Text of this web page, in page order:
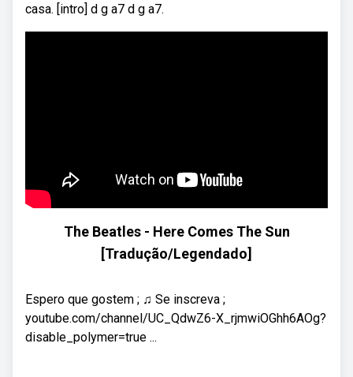
casa. [intro] d g a7 d g a7.
The Beatles - Here Comes The Sun
[Tradução/Legendado]
Espero que gostem ; ♫ Se inscreva ;
youtube.com/channel/UC_QdwZ6-X_rjmwiOGhh6AOg?
disable_polymer=true ...